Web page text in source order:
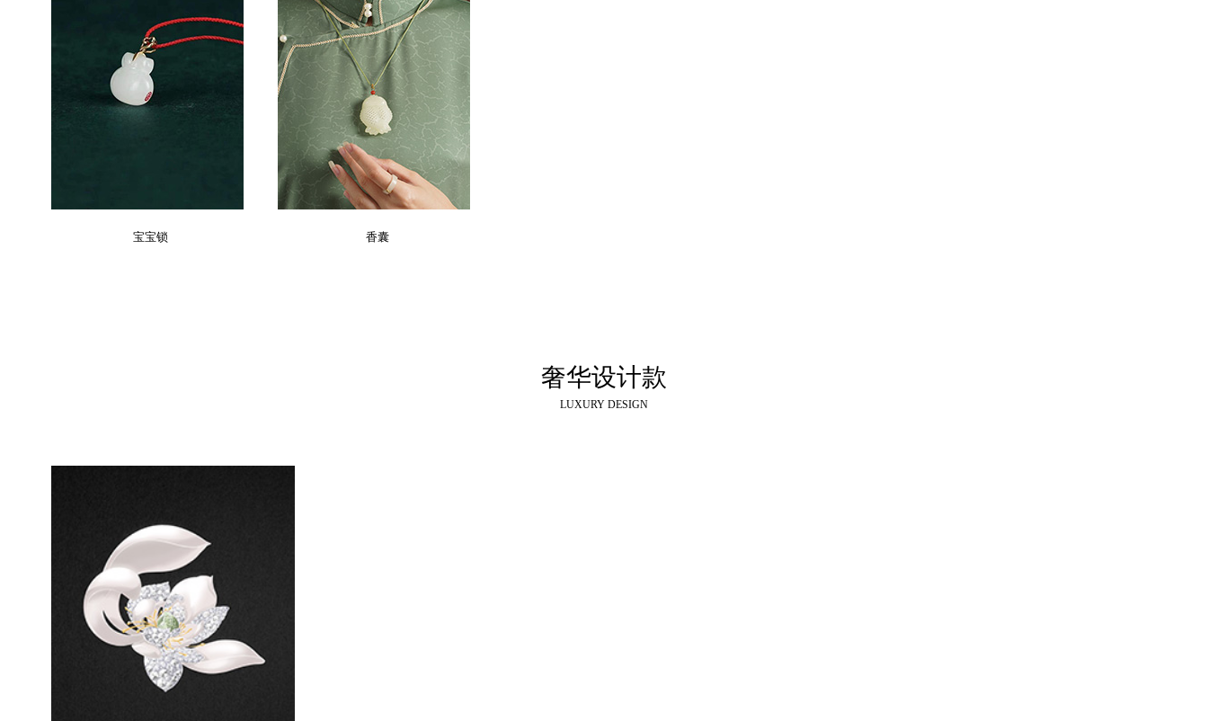
宝宝锁 香囊
奢华设计款
LUXURY DESIGN